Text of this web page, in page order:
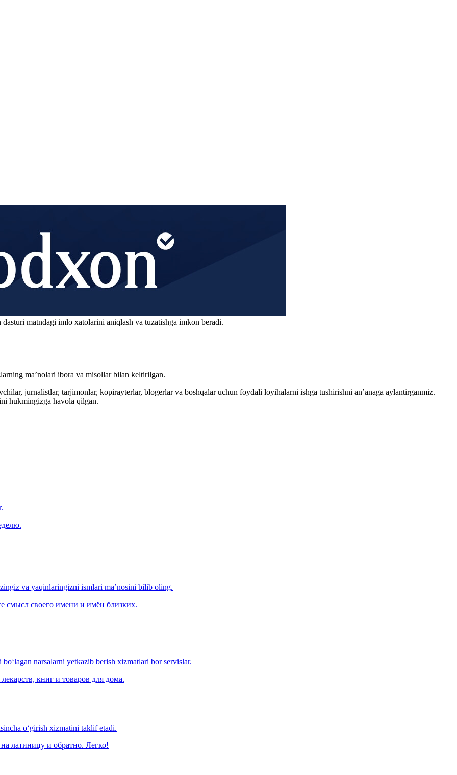
matndagi imlo xatolarini aniqlash va tuzatishga imkon beradi.
ma’nolari ibora va misollar bilan keltirilgan.
jurnalistlar, tarjimonlar, kopirayterlar, blogerlar va boshqalar uchun foydali loyihalarni ishga tushirishni an’anaga aylantirganmiz.
hukmingizga havola qilgan.
va yaqinlaringizni ismlari ma’nosini bilib oling.
смысл своего имени и имён близких.
narsalarni yetkazib berish xizmatlari bor servislar.
книг и товаров для дома.
o‘girish xizmatini taklif etadi.
латиницу и обратно. Легко!